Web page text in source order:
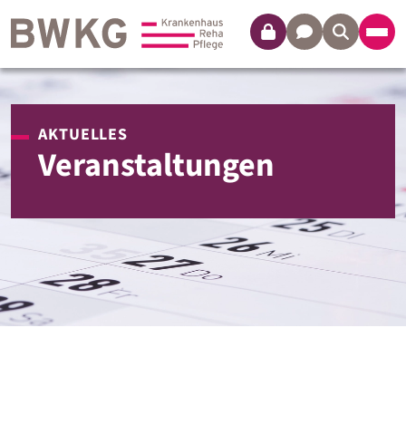
LoginKontakt
AKTUELLES
Veranstaltungen